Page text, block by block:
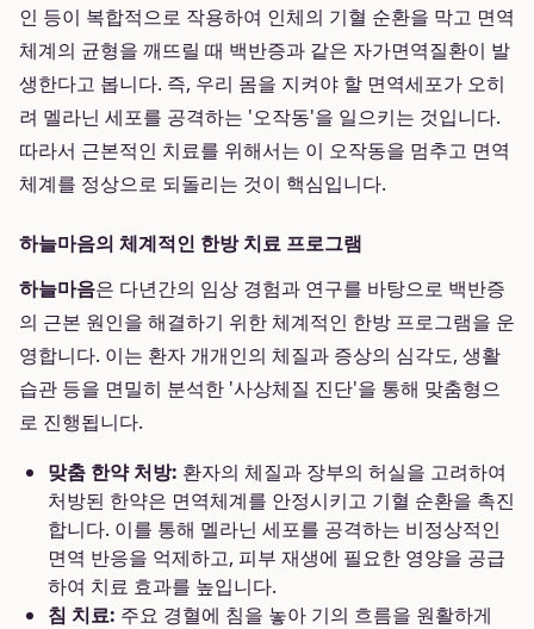
인 등이 복합적으로 작용하여 인체의 기혈 순환을 막고 면역
체계의 균형을 깨뜨릴 때 백반증과 같은 자가면역질환이 발
생한다고 봅니다. 즉, 우리 몸을 지켜야 할 면역세포가 오히
려 멜라닌 세포를 공격하는 '오작동'을 일으키는 것입니다.
따라서 근본적인 치료를 위해서는 이 오작동을 멈추고 면역
체계를 정상으로 되돌리는 것이 핵심입니다.
하늘마음의 체계적인 한방 치료 프로그램
하늘마음은 다년간의 임상 경험과 연구를 바탕으로 백반증
의 근본 원인을 해결하기 위한 체계적인 한방 프로그램을 운
영합니다. 이는 환자 개개인의 체질과 증상의 심각도, 생활
습관 등을 면밀히 분석한 '사상체질 진단'을 통해 맞춤형으
로 진행됩니다.
맞춤 한약 처방: 환자의 체질과 장부의 허실을 고려하여
처방된 한약은 면역체계를 안정시키고 기혈 순환을 촉진
합니다. 이를 통해 멜라닌 세포를 공격하는 비정상적인
면역 반응을 억제하고, 피부 재생에 필요한 영양을 공급
하여 치료 효과를 높입니다.
침 치료: 주요 경혈에 침을 놓아 기의 흐름을 원활하게